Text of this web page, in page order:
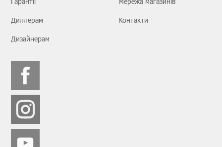
Диллерам
Дизайнерам
Контакти